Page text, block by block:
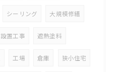
シーリング 大規模修繕
設置工事 遮熱塗料
工場 倉庫 狭小住宅